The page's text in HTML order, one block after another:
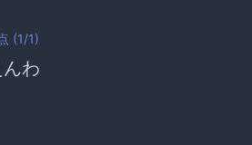
(1/1)
わ